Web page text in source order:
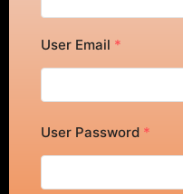
User Email *
User Password *